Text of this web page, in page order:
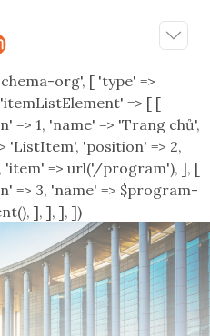
org', [ 'type' =>
=> [ [
=> 1, 'name' => 'Trang chủ',
'ListItem', 'position' => 2,
'item' => url('/program'), ], [
=> 3, 'name' => $program-
], ], ], ])